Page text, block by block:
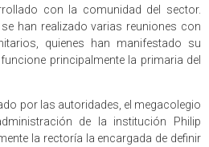
con la comunidad del sector.
han realizado varias reuniones con
quienes han manifestado su
principalmente la primaria del
por las autoridades, el megacolegio
de la institución Philip
la rectoría la encargada de definir